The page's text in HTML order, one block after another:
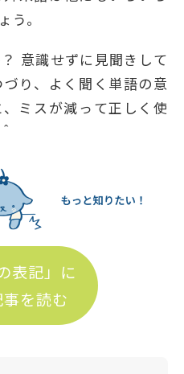
う。
意識せずに見聞きして
り、よく聞く単語の意
ミスが減って正しく使
表記」に
を読む